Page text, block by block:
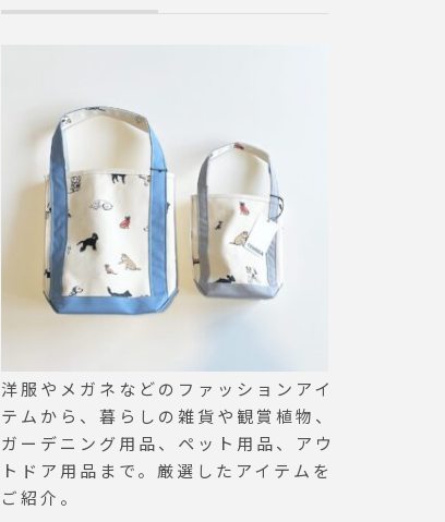
洋服やメガネなどのファッションアイ
テムから、暮らしの雑貨や観賞植物、
ガーデニング用品、ペット用品、アウ
トドア用品まで。厳選したアイテムを
ご紹介。